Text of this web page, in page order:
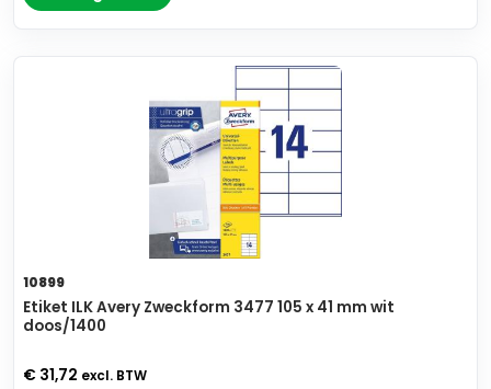
10899
Etiket ILK Avery Zweckform 3477 105 x 41 mm wit
doos/1400
€ 31,72 excl. BTW